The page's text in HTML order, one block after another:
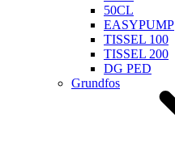
50CL
EASYPUMP
TISSEL 100
TISSEL 200
DG PED
Grundfos